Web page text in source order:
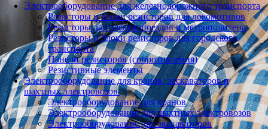
Электрооборудование для железнодорожного транспорта
Резисторы и блоки резисторов для локомотивов
Резисторы для электропоездов и метрополитена
Резисторы и блоки резисторов для городского
транспорта
Панели резисторов (сопротивления)
Резистивные элементы
Электрооборудование для кранов, экскаваторов и
шахтных электровозов
Электрооборудование для кранов
Электрооборудование для шахтных электровозов
Электрооборудование для экскаваторов